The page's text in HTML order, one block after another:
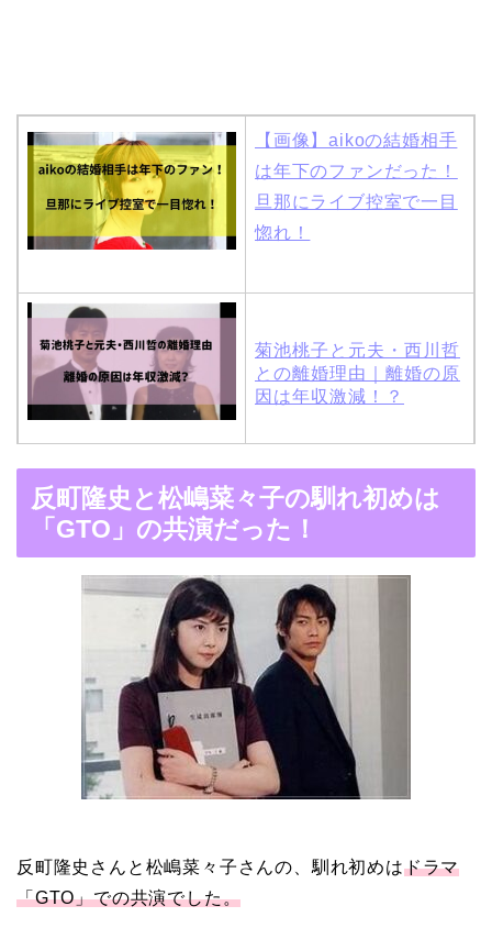
【画像】aikoの結婚相手
は年下のファンだった！
旦那にライブ控室で一目
惚れ！
菊池桃子と元夫・西川哲
との離婚理由｜離婚の原
因は年収激減！？
木村拓哉と嫁・工藤静香
の馴れ初めは「SMAP×S
MAP」！憧れの人との共
演でキムタクがド緊張！
【画像】ブーニンの嫁は
資産家の娘！馴れ初めは
取材！？
すぎる歴代彼氏４人と
反町隆史と松嶋菜々子の馴れ初めは
「GTO」の共演だった！
反町隆史さんと松嶋菜々子さんの、馴れ初めはドラマ
「GTO」での共演でした。